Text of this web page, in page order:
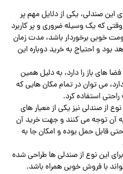
این صندلی، یکی از دلایل مهم پر
که یک وسیله ضروری و پر کاربرد
خوبی برخوردار باشد، مدت زمان
بود و احتیاج به خرید دوباره این
های باز را دارد، به دلیل همین
می توان در تمام مکان هایی که
استفاده کرد.
از صندلی نیز یکی از معیار های
آن توجه می کنند و جهت خرید آن
قابل حمل بوده و امکان جا به
این نوع از صندلی ها طراحی شده
با فروش خوبی همراه باشد.